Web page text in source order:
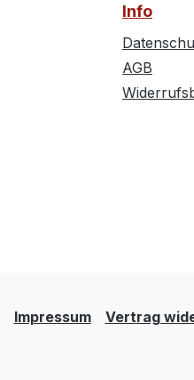
Info
AGB
Impressum Vertrag